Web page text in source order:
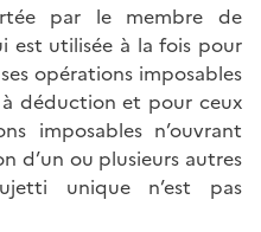
par le membre de
est utilisée à la fois pour
opérations imposables
déduction et pour ceux
imposables n’ouvrant
d’un ou plusieurs autres
unique n’est pas